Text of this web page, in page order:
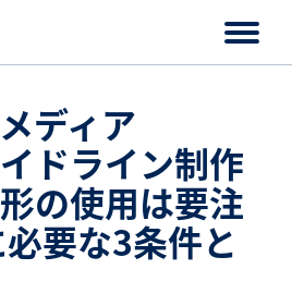
ディア
イドライン制作
の使用は要注
要な3条件と